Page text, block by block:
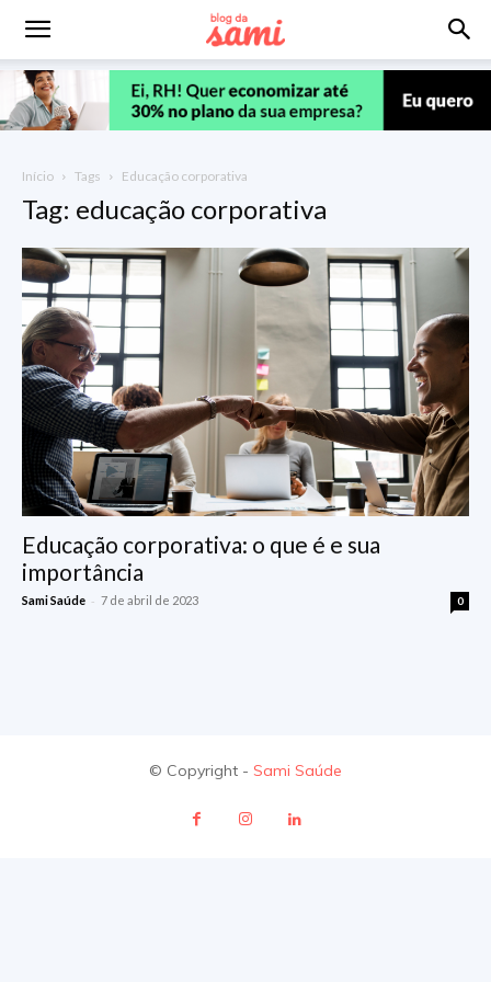
Início Tags Educação corporativa
Tag: educação corporativa
Educação corporativa: o que é e sua
importância
Sami Saúde - 7 de abril de 2023 0
© Copyright - Sami Saúde